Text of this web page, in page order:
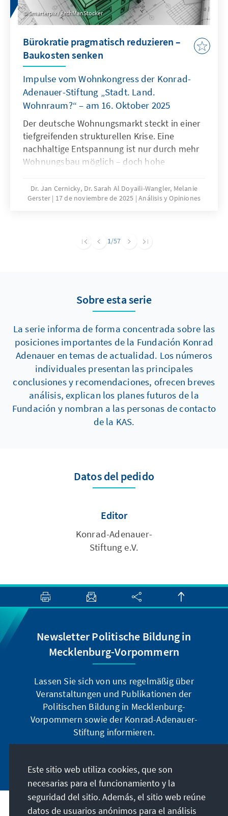
Smarterpix / ArchManStocker
Bürokratie pragmatisch reduzieren –
Baukosten senken
Impulse vom Wohnkongress der Konrad-
Adenauer-Stiftung „Stadt. Land.
Wohnraum?“ – am 16. Oktober 2025
Der deutsche Wohnungsmarkt steckt in einer
tiefgreifenden strukturellen Krise. Eine
nachhaltige Entspannung ist nur durch mehr
Wohnungsbau möglich – doch hohe
Vorgaben bremsen die Bautätigkeit erheblich.
Zur Lösung des Problems bedarf es einer
Dr. Jan Cernicky, Dr. Sarah Al Doyaili-Wangler, Melanie
Gerster
17 de noviembre de 2025 Análisis y Opiniones
1/57
Sobre esta serie
La serie informa de forma concentrada sobre las
posiciones importantes de la Fundación Konrad
Adenauer en temas de actualidad. Los números
individuales presentan las principales
conclusiones y recomendaciones, ofrecen breves
análisis, explican los planes futuros de la
Fundación y nombran a las personas de contacto
de la KAS.
Datos del pedido
Editor
Konrad-Adenauer-
Stiftung e.V.
Newsletter Politische Bildung in
Mecklenburg-Vorpommern
Lassen Sie sich von uns regelmäßig über
Veranstaltungen und Publikationen der
Politischen Bildung in Mecklenburg-
Vorpommern sowie der Konrad-Adenauer-
Stiftung informieren.
Dirección
Este sitio web utiliza cookies, que son
necesarias para el funcionamiento y la
seguridad del sitio. Además, el sitio web reúne
datos de usuarios anónimos para el análisis